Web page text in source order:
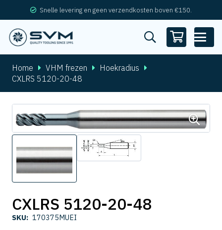
Snelle levering en geen verzendkosten boven €150.
Home VHM frezen
Hoekradius
CXLRS 5120-20-48
CXLRS 5120-20-48
SKU: 170375MUEI